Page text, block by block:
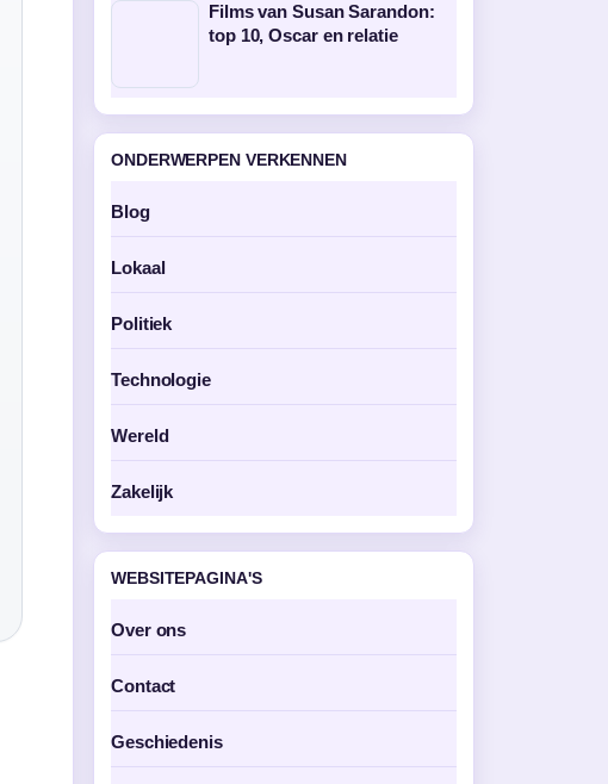
Films van Susan Sarandon:
top 10, Oscar en relatie
ONDERWERPEN VERKENNEN
Blog
Lokaal
Politiek
Technologie
Wereld
Zakelijk
WEBSITEPAGINA'S
Over ons
Contact
Geschiedenis